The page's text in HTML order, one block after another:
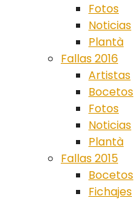
Fotos
Noticias
Plantà
Fallas 2016
Artistas
Bocetos
Fotos
Noticias
Plantà
Fallas 2015
Bocetos
Fichajes